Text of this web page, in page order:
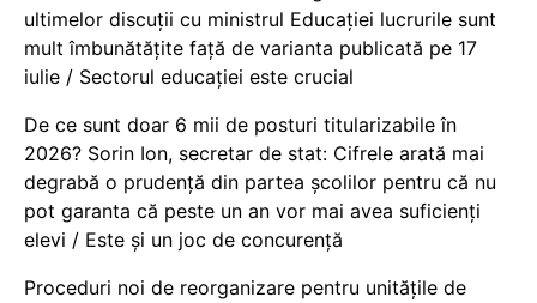
ultimelor discuții cu ministrul Educației lucrurile sunt
mult îmbunătățite față de varianta publicată pe 17
iulie / Sectorul educației este crucial
De ce sunt doar 6 mii de posturi titularizabile în
2026? Sorin Ion, secretar de stat: Cifrele arată mai
degrabă o prudență din partea școlilor pentru că nu
pot garanta că peste un an vor mai avea suficienți
elevi / Este și un joc de concurență
Proceduri noi de reorganizare pentru unitățile de